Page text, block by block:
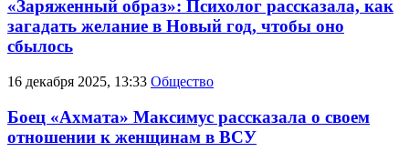
«Заряженный образ»: Психолог рассказала, как
загадать желание в Новый год, чтобы оно
сбылось
16 декабря 2025, 13:33 Общество
Боец «Ахмата» Максимус рассказала о своем
отношении к женщинам в ВСУ